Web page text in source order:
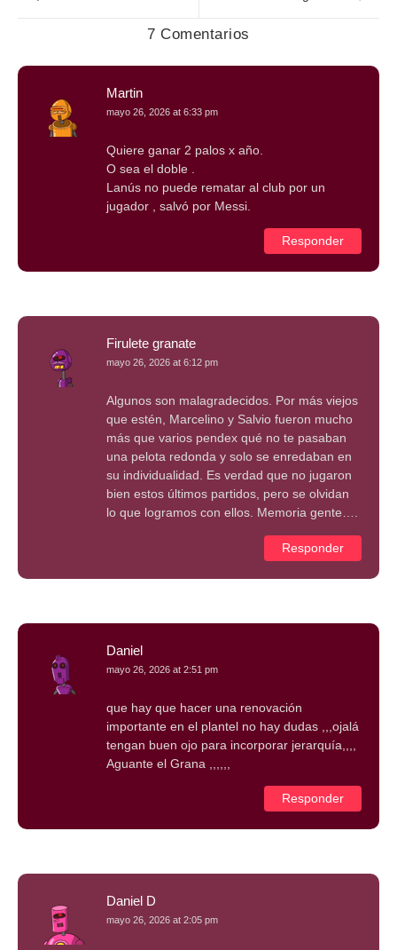
7 Comentarios
Martin
mayo 26, 2026 at 6:33 pm
Quiere ganar 2 palos x año.
O sea el doble .
Lanús no puede rematar al club por un
jugador , salvó por Messi.
Responder
Firulete granate
mayo 26, 2026 at 6:12 pm
Algunos son malagradecidos. Por más viejos
que estén, Marcelino y Salvio fueron mucho
más que varios pendex qué no te pasaban
una pelota redonda y solo se enredaban en
su individualidad. Es verdad que no jugaron
bien estos últimos partidos, pero se olvidan
lo que logramos con ellos. Memoria gente….
Responder
Daniel
mayo 26, 2026 at 2:51 pm
que hay que hacer una renovación
importante en el plantel no hay dudas ,,,ojalá
tengan buen ojo para incorporar jerarquía,,,,
Aguante el Grana ,,,,,,
Responder
Daniel D
mayo 26, 2026 at 2:05 pm